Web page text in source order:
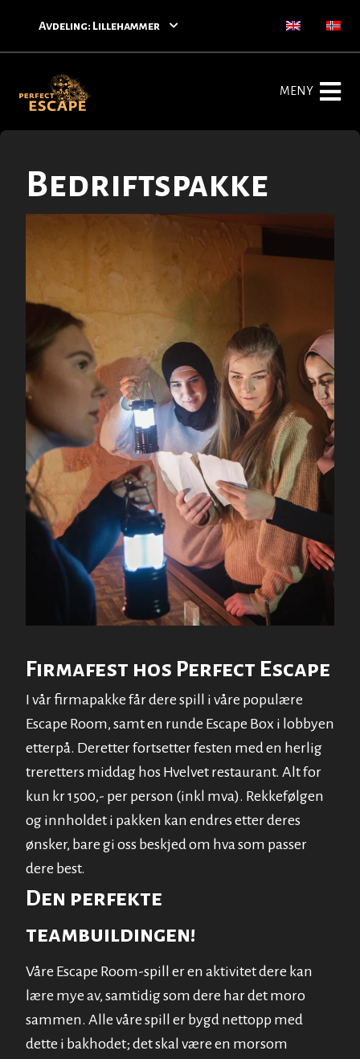
Avdeling: Lillehammer
MENY
Bedriftspakke
Firmafest hos Perfect Escape
I vår firmapakke får dere spill i våre populære
Escape Room, samt en runde Escape Box i lobbyen
etterpå. Deretter fortsetter festen med en herlig
treretters middag hos Hvelvet restaurant. Alt for
kun kr 1500,- per person (inkl mva). Rekkefølgen
og innholdet i pakken kan endres etter deres
ønsker, bare gi oss beskjed om hva som passer
dere best.
Den perfekte
teambuildingen!
Våre Escape Room-spill er en aktivitet dere kan
lære mye av, samtidig som dere har det moro
sammen. Alle våre spill er bygd nettopp med
dette i bakhodet; det skal være en morsom